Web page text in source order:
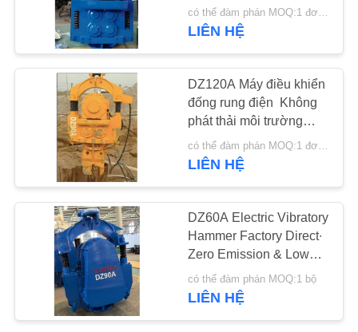
HIỂN
THỊ
CHÚNG
TÔI
THAM
QUAN
MÁY
Máy xúc đóng cọc
86
Máy búa rung điện
14
phát thải môi trường
ngoài trời nhạy cảm
Trung Quốc
có thể đàm phán MOQ:1 đơn vị
LIÊN HỆ
DZ120A Máy điều khiển
đống rung điện ️ Không
phát thải môi trường
ngoài trời nhạy cảm &
Điều chỉnh tần số va
chạm cho đống 600-
có thể đàm phán MOQ:1 đơn vị
LIÊN HỆ
DZ60A Electric Vibratory
Hammer Factory Direct∙
Zero Emission & Low
Noise Eco Friendly
Operation cho môi
trường nhạy cảm
có thể đàm phán MOQ:1 bộ
LIÊN HỆ